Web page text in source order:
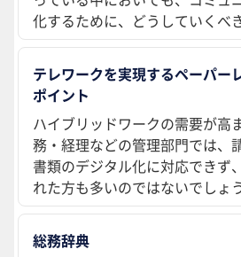
化するために、どうしていくべ
テレワークを実現するペーパー
ポイント
ハイブリッドワークの需要が高
務・経理などの管理部門では、
書類のデジタル化に対応できず
れた方も多いのではないでしょ
総務辞典